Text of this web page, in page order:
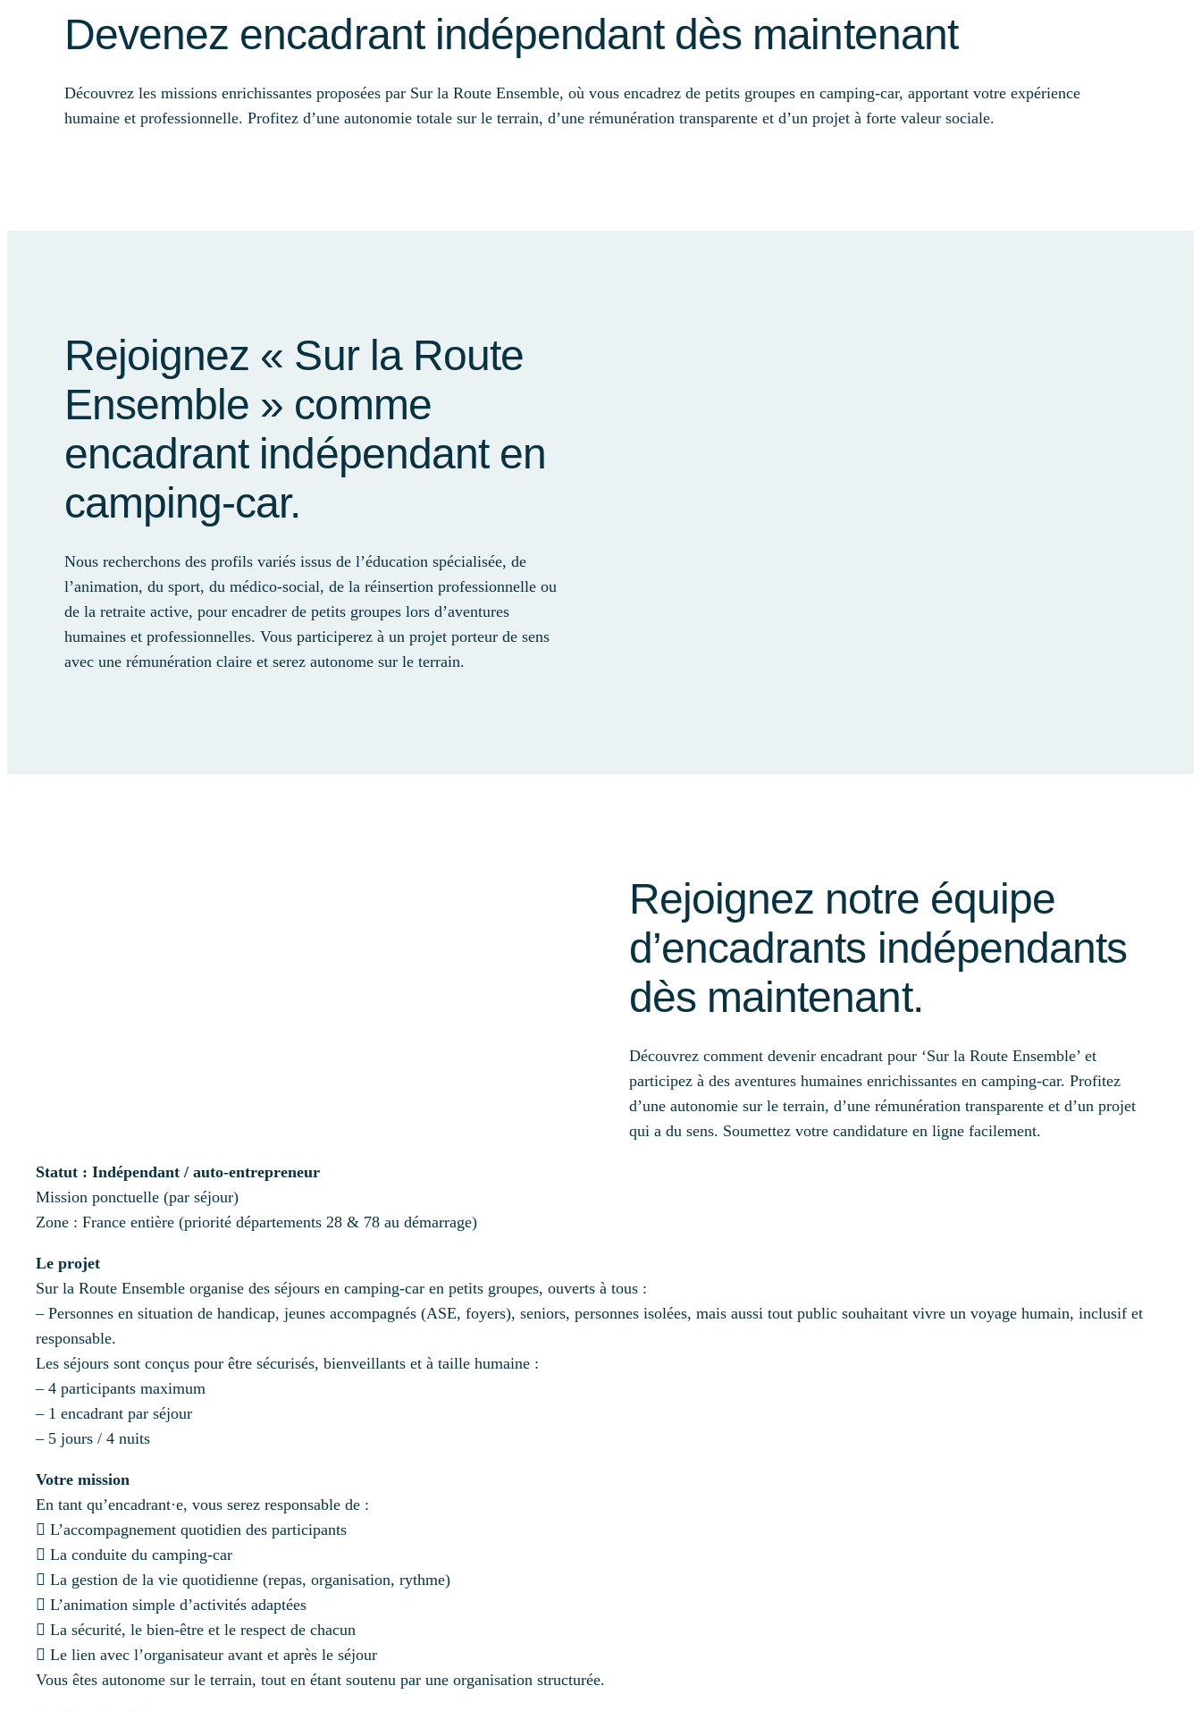
Devenez encadrant indépendant dès maintenant
Découvrez les missions enrichissantes proposées par Sur la Route Ensemble, où vous encadrez de petits groupes en camping-car, apportant votre expérience
humaine et professionnelle. Profitez d’une autonomie totale sur le terrain, d’une rémunération transparente et d’un projet à forte valeur sociale.
Rejoignez « Sur la Route
Ensemble » comme
encadrant indépendant en
camping-car.
Nous recherchons des profils variés issus de l’éducation spécialisée, de
l’animation, du sport, du médico-social, de la réinsertion professionnelle ou
de la retraite active, pour encadrer de petits groupes lors d’aventures
humaines et professionnelles. Vous participerez à un projet porteur de sens
avec une rémunération claire et serez autonome sur le terrain.
Rejoignez notre équipe
d’encadrants indépendants
dès maintenant.
Découvrez comment devenir encadrant pour ‘Sur la Route Ensemble’ et
participez à des aventures humaines enrichissantes en camping-car. Profitez
d’une autonomie sur le terrain, d’une rémunération transparente et d’un projet
qui a du sens. Soumettez votre candidature en ligne facilement.
Statut : Indépendant / auto-entrepreneur
Mission ponctuelle (par séjour)
Zone : France entière (priorité départements 28 & 78 au démarrage)
Le projet
Sur la Route Ensemble organise des séjours en camping-car en petits groupes, ouverts à tous :
– Personnes en situation de handicap, jeunes accompagnés (ASE, foyers), seniors, personnes isolées, mais aussi tout public souhaitant vivre un voyage humain, inclusif et
responsable.
Les séjours sont conçus pour être sécurisés, bienveillants et à taille humaine :
– 4 participants maximum
– 1 encadrant par séjour
– 5 jours / 4 nuits
Votre mission
En tant qu’encadrant·e, vous serez responsable de :
 L’accompagnement quotidien des participants
 La conduite du camping-car
 La gestion de la vie quotidienne (repas, organisation, rythme)
 L’animation simple d’activités adaptées
 La sécurité, le bien-être et le respect de chacun
 Le lien avec l’organisateur avant et après le séjour
Vous êtes autonome sur le terrain, tout en étant soutenu par une organisation structurée.